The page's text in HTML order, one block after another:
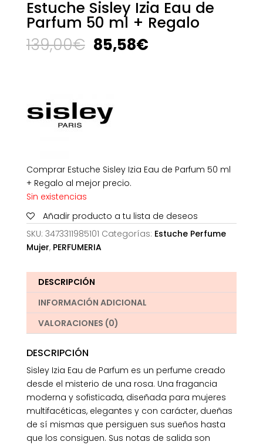
Estuche Sisley Izia Eau de
Parfum 50 ml + Regalo
139,00€ El
precio
85,58€El
Comprar Estuche Sisley Izia Eau de Parfum 50 ml
+ Regalo al mejor precio.
Sin existencias
Añadir producto a tu lista de deseos
SKU: 3473311985101 Categorías: Estuche Perfume
Mujer, PERFUMERIA
DESCRIPCIÓN
INFORMACIÓN ADICIONAL
VALORACIONES (0)
DESCRIPCIÓN
Sisley Izia Eau de Parfum es un perfume creado
desde el misterio de una rosa. Una fragancia
moderna y sofisticada, diseñada para mujeres
multifacéticas, elegantes y con carácter, dueñas
de sí mismas que persiguen sus sueños hasta
que los consiguen. Sus notas de salida son